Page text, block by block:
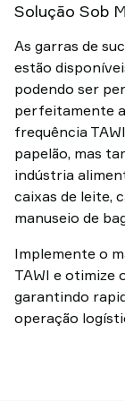
Solução Sob
As garras de
estão
podendo ser
perfeitamente
frequência
papelão, mas
indústria
caixas de leite,
manuseio de
Implemente o
TAWI e otimize
garantindo
operação